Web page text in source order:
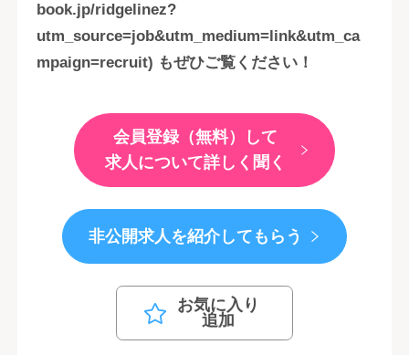
book.jp/ridgelinez?
utm_source=job&utm_medium=link&utm_ca
mpaign=recruit) もぜひご覧ください！
会員登録（無料）して
求人について詳しく聞く
非公開求人を紹介してもらう
お気に入り
追加